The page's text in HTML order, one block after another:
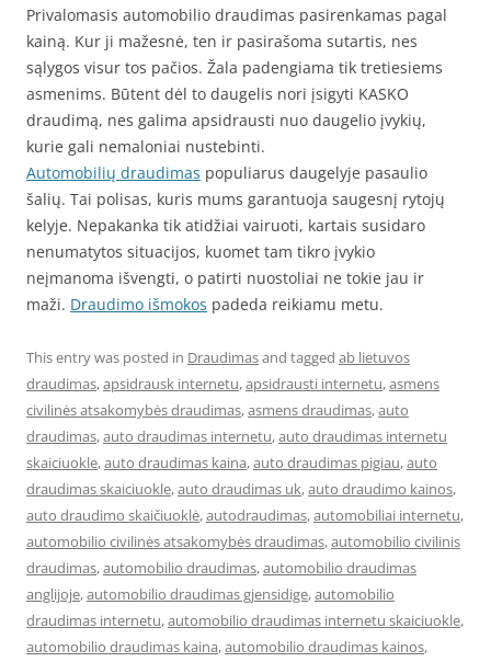
Privalomasis automobilio draudimas pasirenkamas pagal
kainą. Kur ji mažesnė, ten ir pasirašoma sutartis, nes
sąlygos visur tos pačios. Žala padengiama tik tretiesiems
asmenims. Būtent dėl to daugelis nori įsigyti KASKO
draudimą, nes galima apsidrausti nuo daugelio įvykių,
kurie gali nemaloniai nustebinti.
Automobilių draudimas populiarus daugelyje pasaulio
šalių. Tai polisas, kuris mums garantuoja saugesnį rytojų
kelyje. Nepakanka tik atidžiai vairuoti, kartais susidaro
nenumatytos situacijos, kuomet tam tikro įvykio
neįmanoma išvengti, o patirti nuostoliai ne tokie jau ir
maži. Draudimo išmokos padeda reikiamu metu.
This entry was posted in Draudimasand tagged ab lietuvos
draudimas,apsidrausk internetu,apsidrausti internetu,asmens
civilinės atsakomybės draudimas,asmens draudimas,auto
draudimas,auto draudimas internetu,auto draudimas internetu
skaiciuokle,auto draudimas kaina,auto draudimas pigiau,auto
draudimas skaiciuokle,auto draudimas uk,auto draudimo kainos,
auto draudimo skaičiuoklė,autodraudimas,automobiliai internetu,
automobilio civilinės atsakomybės draudimas,automobilio civilinis
draudimas,automobilio draudimas,automobilio draudimas
anglijoje,automobilio draudimas gjensidige,automobilio
draudimas internetu,automobilio draudimas internetu skaiciuokle,
automobilio draudimas kaina,automobilio draudimas kainos,